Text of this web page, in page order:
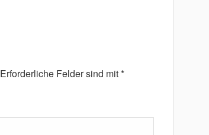
Erforderliche Felder sind mit*